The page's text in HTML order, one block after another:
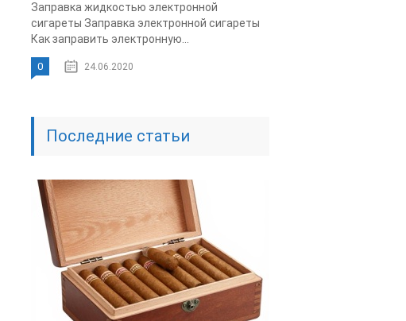
Заправка жидкостью электронной
сигареты Заправка электронной сигареты
Как заправить электронную...
0 24.06.2020
Последние статьи